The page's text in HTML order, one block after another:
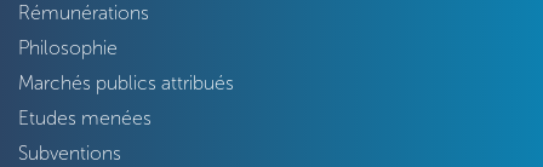
Rémunérations
Philosophie
Marchés publics attribués
Etudes menées
Subventions